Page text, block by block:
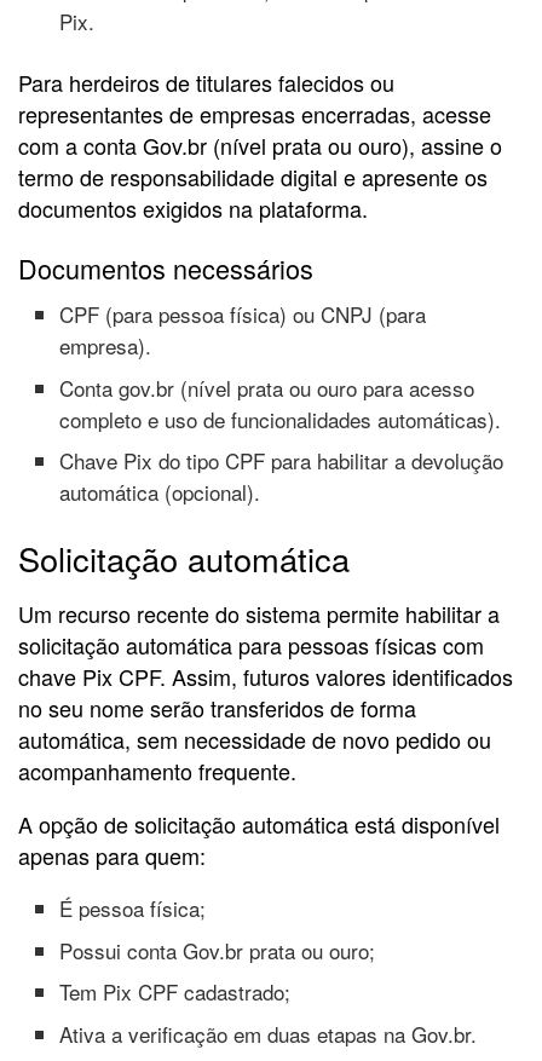
Pix.
Para herdeiros de titulares falecidos ou
representantes de empresas encerradas, acesse
com a conta Gov.br (nível prata ou ouro), assine o
termo de responsabilidade digital e apresente os
documentos exigidos na plataforma.
Documentos necessários
CPF (para pessoa física) ou CNPJ (para
empresa).
Conta gov.br (nível prata ou ouro para acesso
completo e uso de funcionalidades automáticas).
Chave Pix do tipo CPF para habilitar a devolução
automática (opcional).
Solicitação automática
Um recurso recente do sistema permite habilitar a
solicitação automática para pessoas físicas com
chave Pix CPF. Assim, futuros valores identificados
no seu nome serão transferidos de forma
automática, sem necessidade de novo pedido ou
acompanhamento frequente.
A opção de solicitação automática está disponível
apenas para quem:
É pessoa física;
Possui conta Gov.br prata ou ouro;
Tem Pix CPF cadastrado;
Ativa a verificação em duas etapas na Gov.br.